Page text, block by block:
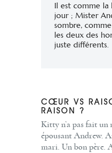
Il est comme la
jour ; Mister
sombre,
les deux des
juste différents.
CŒUR VS
RAISON ?
Kitty n’a pas fait un
épousant Andrew.
mari. Un bon père.